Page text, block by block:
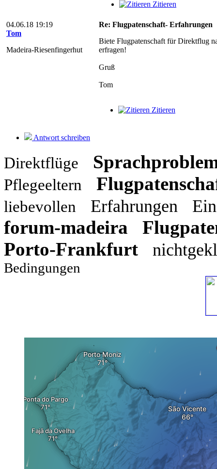
Zitieren
04.06.18 19:19
Tom
Madeira-Riesenfingerhut
Re: Flugpatenschaft- Erfahrungen
Biete Flugpatenschaft für Direktflug
erfragen!
Gruß
Tom
Zitieren
Antwort schreiben
Direktflüge
Pflegeeltern
liebevollen Erfahrungen
forum-madeira
Porto-Frankfurt
Bedingungen